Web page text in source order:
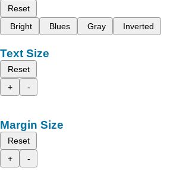
Reset
Bright
Blues Gray Inverted
Text Size
Reset
+
-
Margin Size
Reset
+
-